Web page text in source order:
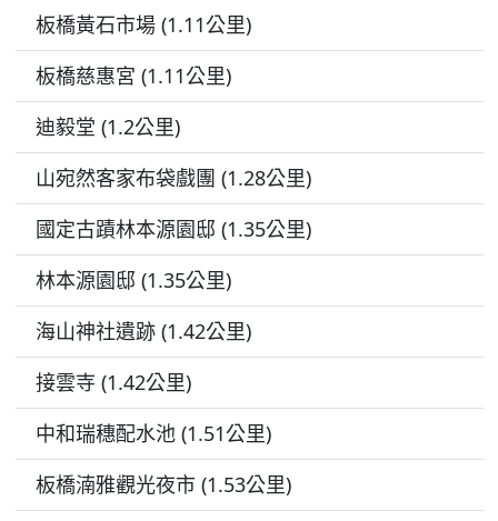
板橋黃石市場 (1.11公里)
板橋慈惠宮 (1.11公里)
迪毅堂 (1.2公里)
山宛然客家布袋戲團 (1.28公里)
國定古蹟林本源園邸 (1.35公里)
林本源園邸 (1.35公里)
海山神社遺跡 (1.42公里)
接雲寺 (1.42公里)
中和瑞穗配水池 (1.51公里)
板橋湳雅觀光夜市 (1.53公里)